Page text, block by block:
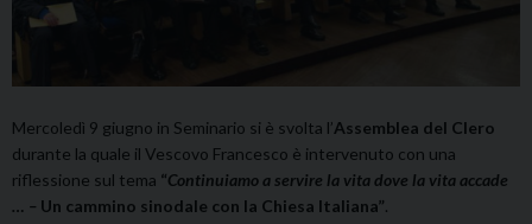
Mercoledì 9 giugno in Seminario si è svolta l’Assemblea del Clero
durante la quale il Vescovo Francesco è intervenuto con una
riflessione sul tema “Continuiamo a servire la vita dove la vita accade
… – Un cammino sinodale con la Chiesa Italiana”.